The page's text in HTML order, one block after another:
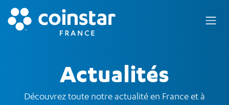
Actualités
Découvrez toute notre actualité en France et à